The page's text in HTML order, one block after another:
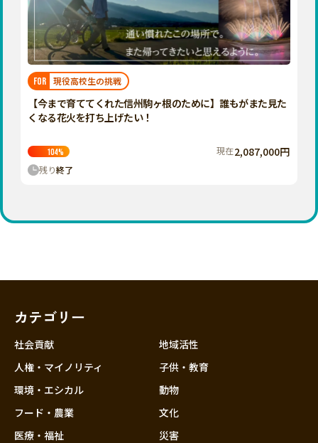
香川
愛媛
高知
佐賀
熊本
鹿児島
FOR 現役高校生の挑戦
【今まで育ててくれた信州駒ヶ根のために】誰もがまた見た
くなる花火を打ち上げたい！
104% 現在2,087,000円
残り終了
カテゴリー
社会貢献
人権・マイノリティ
環境・エシカル
フード・農業
医療・福祉
地域活性
子供・教育
動物
文化
災害